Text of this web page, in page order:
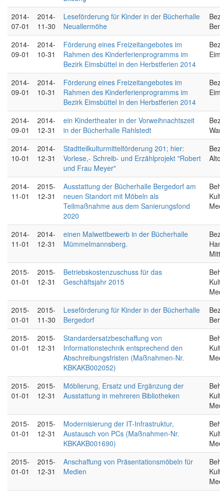
2014-
07-01
2014-
11-30
Leseförderung für Kinder in der Bücherhalle
Neuallermöhe
2014-
09-01
2014-
10-31
Förderung eines Freizeitangebotes im
Rahmen des Kinderferienprogramms im
Bezirk Eimsbüttel in den Herbstferien 2014
2014-
09-01
2014-
10-31
Förderung eines Freizeitangebotes im
Rahmen des Kinderferienprogramms im
Bezirk Eimsbüttel in den Herbstferien 2014
2014-
09-01
2014-
12-31
ein Kindertheater in der Vorweihnachtszeit
in der Bücherhalle Rahlstedt
2014-
10-01
2014-
12-31
Stadtteilkulturmittelförderung 201; hier:
Vorlese,- Schreib- und Erzählprojekt "Robert
und Frau Meyer"
2014-
11-01
2015-
12-31
Ausstattung der Bücherhalle Bergedorf am
neuen Standort mit Möbeln als
Teilmaßnahme aus dem Sanierungsfond
2020
2014-
11-01
2014-
12-31
einen Malwettbewerb in der Bücherhalle
Mümmelmannsberg.
2015-
01-01
2015-
12-31
Betriebskostenzuschuss für das
Geschäftsjahr 2015
2015-
01-01
2015-
11-30
Leseförderung für Kinder in der Bücherhalle
Bergedorf
2015-
01-01
2015-
12-31
Standardersatzbeschaffung von
Informationstechnik entsprechend den
Abschreibungsfristen (Maßnahmen-Nr.
KBKAKB002052)
2015-
01-01
2015-
12-31
Möblierung, Ersatz und Ergänzung der
Ausstattung in mehreren Bibliotheken
2015-
01-01
2015-
12-31
Modernisierung der IT-Infrastruktur,
Austausch von PCs (Maßnahmen-Nr.
KBKAKB001690)
2015-
01-01
2015-
12-31
Anschaffung von Präsentationsmöbeln für
Medien